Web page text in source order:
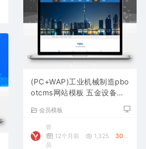
(PC+WAP)工业机械制造pbo
otcms网站模板 五金设备网
会员模板
管
理
员
12个月前 1,325 30￥